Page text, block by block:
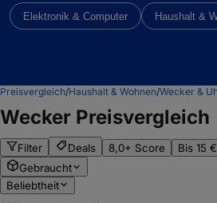
Elektronik & Computer Haushalt &
Preisvergleich/Haushalt & Wohnen/Wecker &
Wecker Preisvergleich
Filter Deals 8,0+ Score Bis 15 €
Gebraucht
Beliebtheit